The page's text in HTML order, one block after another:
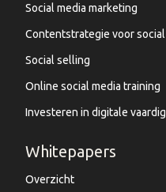
Social media marketing
Contentstrategie voor social
Social selling
Online social media training
Investeren in digitale
Whitepapers
Overzicht